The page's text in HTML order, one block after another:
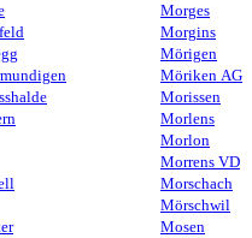
Morges
Morgins
Mörigen
Möriken AG
Morissen
Morlens
Morlon
Morrens VD
Morschach
Mörschwil
Mosen